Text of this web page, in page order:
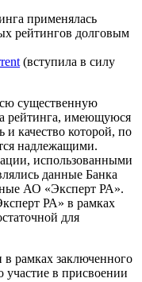
применялась
рейтингов долговым
(вступила в силу
существенную
рейтинга, имеющуюся
качество которой, по
надлежащими.
использованными
данные Банка
АО «Эксперт РА».
РА» в рамках
для
рамках заключенного
в присвоении